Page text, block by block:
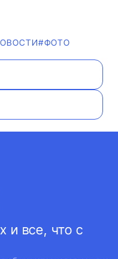
#ФОТО
и все, что с